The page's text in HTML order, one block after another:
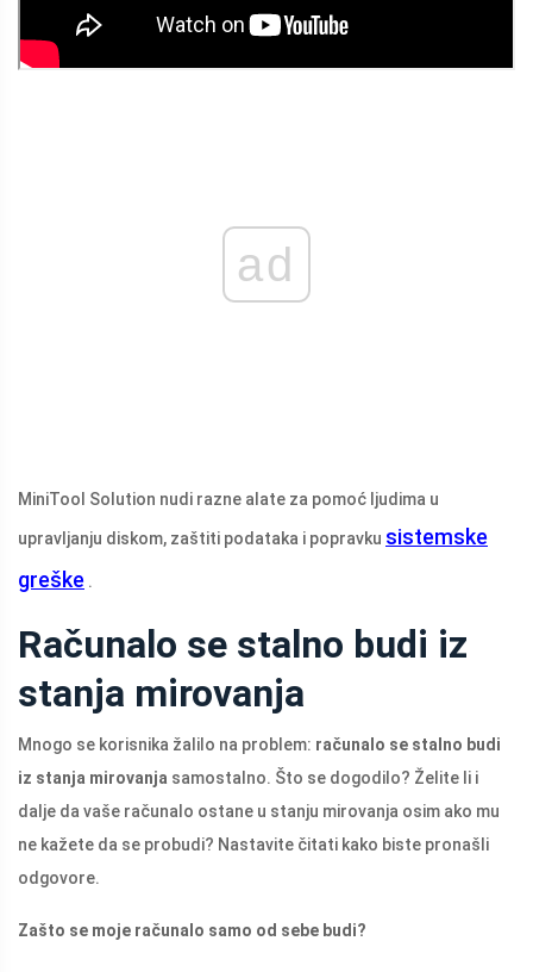
ad
MiniTool Solution nudi razne alate za pomoć ljudima u
upravljanju diskom, zaštiti podataka i popravku sistemske
greške .
Računalo se stalno budi iz
stanja mirovanja
Mnogo se korisnika žalilo na problem: računalo se stalno budi
iz stanja mirovanja samostalno. Što se dogodilo? Želite li i
dalje da vaše računalo ostane u stanju mirovanja osim ako mu
ne kažete da se probudi? Nastavite čitati kako biste pronašli
odgovore.
Zašto se moje računalo samo od sebe budi?